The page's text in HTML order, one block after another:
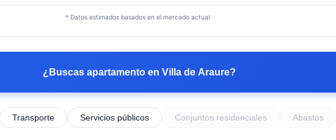
* Datos estimados basados en el mercado actual
¿Buscas apartamento en Villa de Araure?
Transporte Servicios públicos Conjuntos residenciales Abastos